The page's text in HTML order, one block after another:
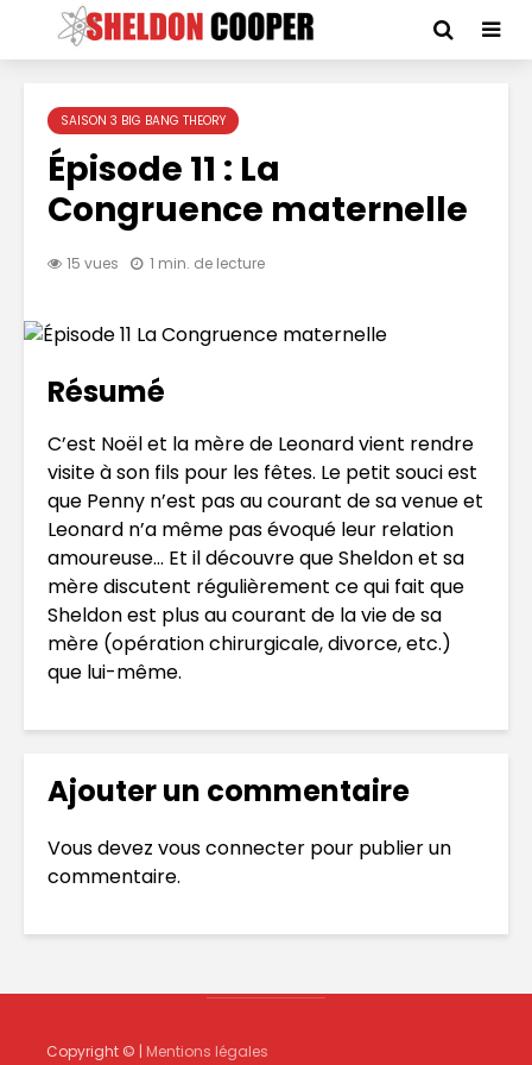
SAISON 3 BIG BANG THEORY
Épisode 11 : La
Congruence maternelle
15 vues 1 min. de lecture
Résumé
C’est Noël et la mère de Leonard vient rendre
visite à son fils pour les fêtes. Le petit souci est
que Penny n’est pas au courant de sa venue et
Leonard n’a même pas évoqué leur relation
amoureuse… Et il découvre que Sheldon et sa
mère discutent régulièrement ce qui fait que
Sheldon est plus au courant de la vie de sa
mère (opération chirurgicale, divorce, etc.)
que lui-même.
Ajouter un commentaire
Vous devez vous connecter pour publier un
commentaire.
Copyright © | Mentions légales